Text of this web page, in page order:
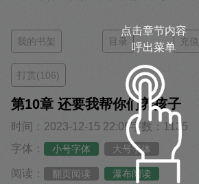
我的书架 目录 充值
打赏(106)
第10章 还要我帮你们养孩子
时间：2023-12-15 22:09字数：1135
字体：
小号字体 大号字体
阅读： 翻页阅读 瀑布阅读
点击章节内容
呼出菜单